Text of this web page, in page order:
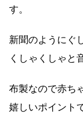
す。
新聞のようにぐ
くしゃくしゃと
布製なので赤ち
嬉しいポイント